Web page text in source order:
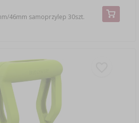
46mm samoprzylep 30szt.